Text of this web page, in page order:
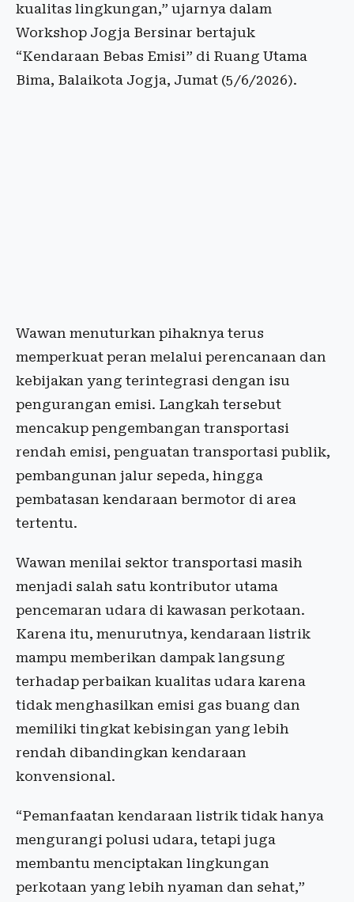
kualitas lingkungan,” ujarnya dalam
Workshop Jogja Bersinar bertajuk
“Kendaraan Bebas Emisi” di Ruang Utama
Bima, Balaikota Jogja, Jumat (5/6/2026).
Wawan menuturkan pihaknya terus
memperkuat peran melalui perencanaan dan
kebijakan yang terintegrasi dengan isu
pengurangan emisi. Langkah tersebut
mencakup pengembangan transportasi
rendah emisi, penguatan transportasi publik,
pembangunan jalur sepeda, hingga
pembatasan kendaraan bermotor di area
tertentu.
Wawan menilai sektor transportasi masih
menjadi salah satu kontributor utama
pencemaran udara di kawasan perkotaan.
Karena itu, menurutnya, kendaraan listrik
mampu memberikan dampak langsung
terhadap perbaikan kualitas udara karena
tidak menghasilkan emisi gas buang dan
memiliki tingkat kebisingan yang lebih
rendah dibandingkan kendaraan
konvensional.
“Pemanfaatan kendaraan listrik tidak hanya
mengurangi polusi udara, tetapi juga
membantu menciptakan lingkungan
perkotaan yang lebih nyaman dan sehat,”